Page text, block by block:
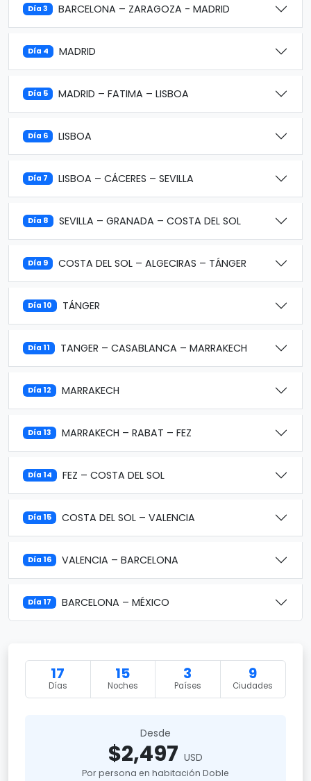
Día 3 BARCELONA – ZARAGOZA - MADRID
Día 4 MADRID
Día 5 MADRID – FATIMA – LISBOA
Día 6 LISBOA
Día 7 LISBOA – CÁCERES – SEVILLA
Día 8 SEVILLA – GRANADA – COSTA DEL SOL
Día 9 COSTA DEL SOL – ALGECIRAS – TÁNGER
Día 10 TÁNGER
Día 11 TANGER – CASABLANCA – MARRAKECH
Día 12 MARRAKECH
Día 13 MARRAKECH – RABAT – FEZ
Día 14 FEZ – COSTA DEL SOL
Día 15 COSTA DEL SOL – VALENCIA
Día 16 VALENCIA – BARCELONA
Día 17 BARCELONA – MÉXICO
17
Días
15
Noches
3
Países
9
Ciudades
Desde
$2,497 USD
Por persona en habitación Doble